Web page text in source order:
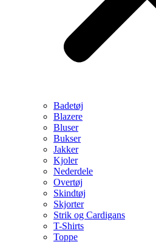
Badetøj
Blazere
Bluser
Bukser
Jakker
Kjoler
Nederdele
Overtøj
Skindtøj
Skjorter
Strik og Cardigans
T-Shirts
Toppe